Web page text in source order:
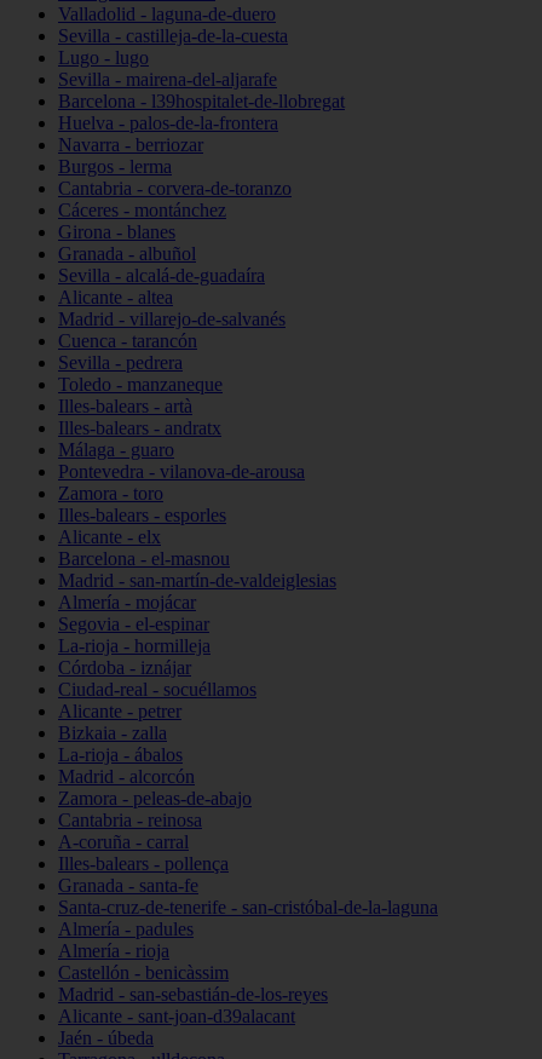
Valladolid - laguna-de-duero
Sevilla - castilleja-de-la-cuesta
Lugo - lugo
Sevilla - mairena-del-aljarafe
Barcelona - l39hospitalet-de-llobregat
Huelva - palos-de-la-frontera
Navarra - berriozar
Burgos - lerma
Cantabria - corvera-de-toranzo
Cáceres - montánchez
Girona - blanes
Granada - albuñol
Sevilla - alcalá-de-guadaíra
Alicante - altea
Madrid - villarejo-de-salvanés
Cuenca - tarancón
Sevilla - pedrera
Toledo - manzaneque
Illes-balears - artà
Illes-balears - andratx
Málaga - guaro
Pontevedra - vilanova-de-arousa
Zamora - toro
Illes-balears - esporles
Alicante - elx
Barcelona - el-masnou
Madrid - san-martín-de-valdeiglesias
Almería - mojácar
Segovia - el-espinar
La-rioja - hormilleja
Córdoba - iznájar
Ciudad-real - socuéllamos
Alicante - petrer
Bizkaia - zalla
La-rioja - ábalos
Madrid - alcorcón
Zamora - peleas-de-abajo
Cantabria - reinosa
A-coruña - carral
Illes-balears - pollença
Granada - santa-fe
Santa-cruz-de-tenerife - san-cristóbal-de-la-laguna
Almería - padules
Almería - rioja
Castellón - benicàssim
Madrid - san-sebastián-de-los-reyes
Alicante - sant-joan-d39alacant
Jaén - úbeda